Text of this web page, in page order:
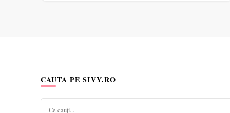
CAUTA PE SIVY.RO